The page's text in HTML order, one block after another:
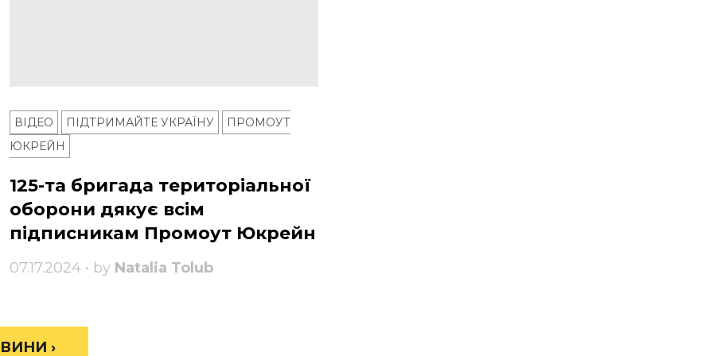
ВІДЕО ПІДТРИМАЙТЕ УКРАЇНУ
ПРОМОУТ
ЮКРЕЙН
125-та бригада територіальної
оборони дякує всім
підписникам Промоут Юкрейн
07.17.2024 • by Natalia Tolub
›